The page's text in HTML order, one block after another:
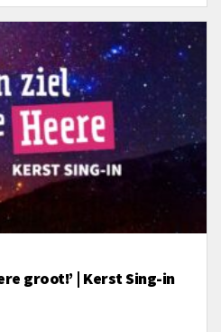
groot!’ | Kerst Sing-in